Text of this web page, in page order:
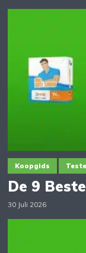
Koopgids
De 9
30 Juli 2026